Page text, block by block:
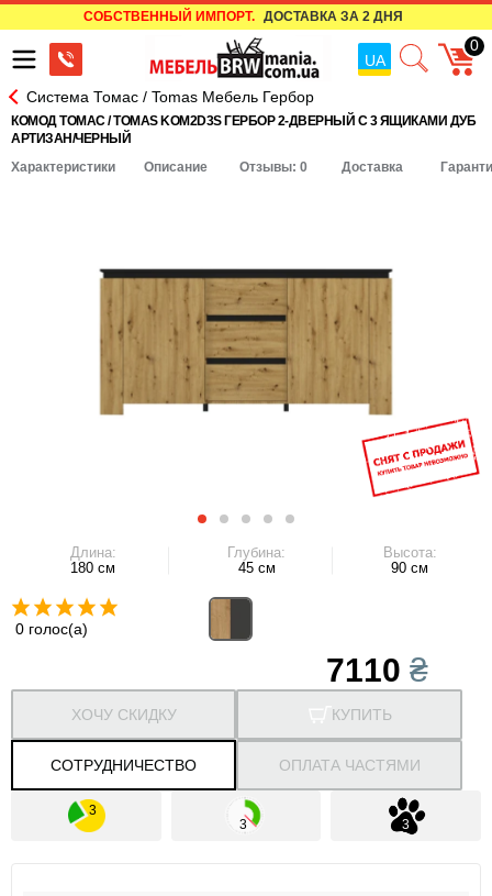
СОБСТВЕННЫЙ ИМПОРТ. ДОСТАВКА ЗА 2 ДНЯ
UA
0
Система Томас / Tomas Мебель Гербор
КОМОД ТОМАС / TOMAS KOM2D3S ГЕРБОР 2-ДВЕРНЫЙ С 3 ЯЩИКАМИ ДУБ
АРТИЗАН/ЧЕРНЫЙ
Характеристики
Описание Отзывы: 0 Доставка
Длина:
180 см
Глубина:
45 см
Высота:
90 см
0 голос(а)
7110₴
КУПИТЬ
СОТРУДНИЧЕСТВО
ХОЧУ СКИДКУ
ОПЛАТА ЧАСТЯМИ